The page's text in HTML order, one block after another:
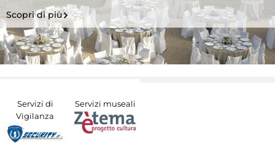
Scopri di più
Servizi di
Vigilanza
Servizi museali